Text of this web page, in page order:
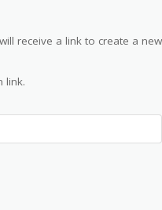
receive a link to create a new
link.